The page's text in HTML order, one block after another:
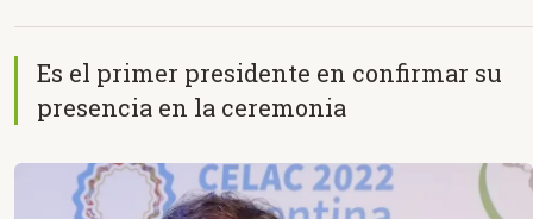
Es el primer presidente en confirmar su
presencia en la ceremonia